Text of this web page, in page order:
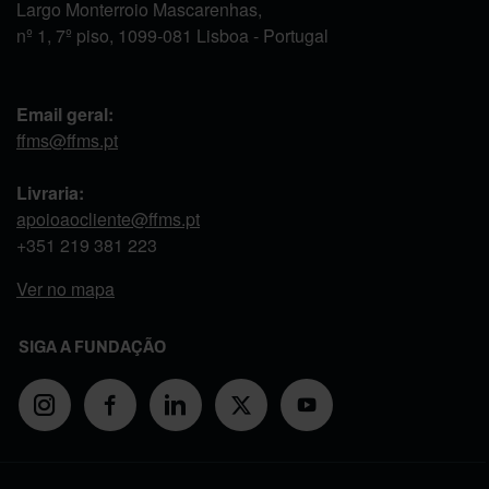
Largo Monterroio Mascarenhas,
nº 1, 7º piso, 1099-081 Lisboa - Portugal
Email geral:
ffms@ffms.pt
Livraria:
apoioaocliente@ffms.pt
+351 219 381 223
Ver no mapa
SIGA A FUNDAÇÃO